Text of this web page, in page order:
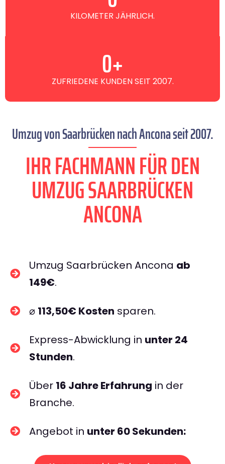
KILOMETER JÄHRLICH.
ZUFRIEDENE KUNDEN SEIT 2007.
0+
Umzug von Saarbrücken nach Ancona seit 2007.
IHR FACHMANN FÜR DEN
UMZUG SAARBRÜCKEN
ANCONA
Umzug Saarbrücken Ancona ab
149€.
⌀ 113,50€ Kosten sparen.
Express-Abwicklung in unter 24
Stunden.
Über 16 Jahre Erfahrung in der
Branche.
Angebot in unter 60 Sekunden: